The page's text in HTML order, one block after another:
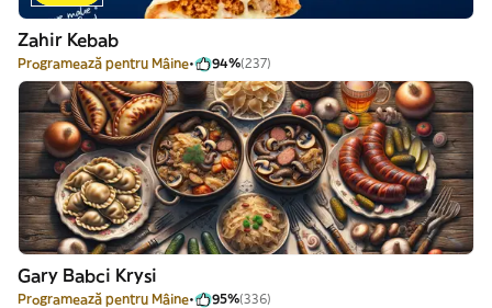
Zahir Kebab
Programează pentru Mâine 94%(237)
Gary Babci Krysi
Programează pentru Mâine 95%(336)